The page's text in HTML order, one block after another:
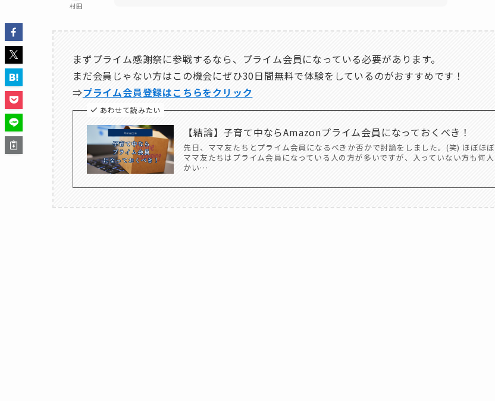
村田
まずプライム感謝祭に参戦するなら、プライム会員になっている必要があります。
まだ会員じゃない方はこの機会にぜひ30日間無料で体験をしているのがおすすめです！
⇒プライム会員登録はこちらをクリック
あわせて読みたい
【結論】子育て中ならAmazonプライム会員になっておくべき！
先日、ママ友たちとプライム会員になるべきか否かで討論をしました。(笑) ほぼほぼ
ママ友たちはプライム会員になっている人の方が多いですが、入っていない方も何人
かい…